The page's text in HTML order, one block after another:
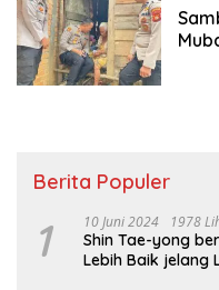
Berita Populer
1 10 Juni 2024 1978
Shin Tae-yong
Lebih Baik jelang